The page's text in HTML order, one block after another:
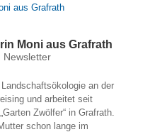
Moni aus Grafrath
Newsletter
an der
und arbeitet seit
Zwölfer“ in Grafrath.
schon lange im